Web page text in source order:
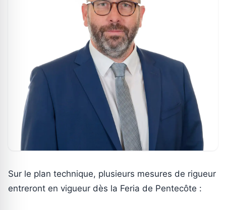
Sur le plan technique, plusieurs mesures de rigueur
entreront en vigueur dès la Feria de Pentecôte :